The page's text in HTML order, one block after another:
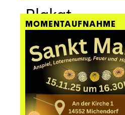
Plakat
Kirchenbrief
Winter
MOMENTAUFNAHME